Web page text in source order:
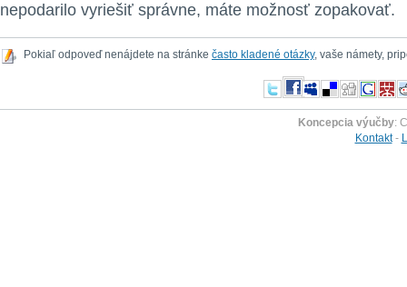
nepodarilo vyriešiť správne, máte možnosť zopakovať.
Pokiaľ odpoveď nenájdete na stránke často kladené otázky, vaše námety,
Koncepcia výučby:
Kontakt-